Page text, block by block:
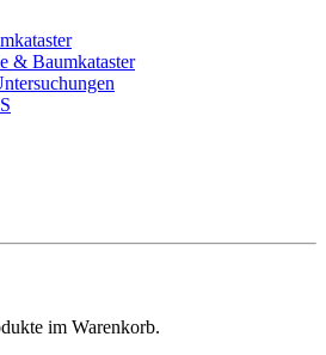
& Baumkataster
im Warenkorb.